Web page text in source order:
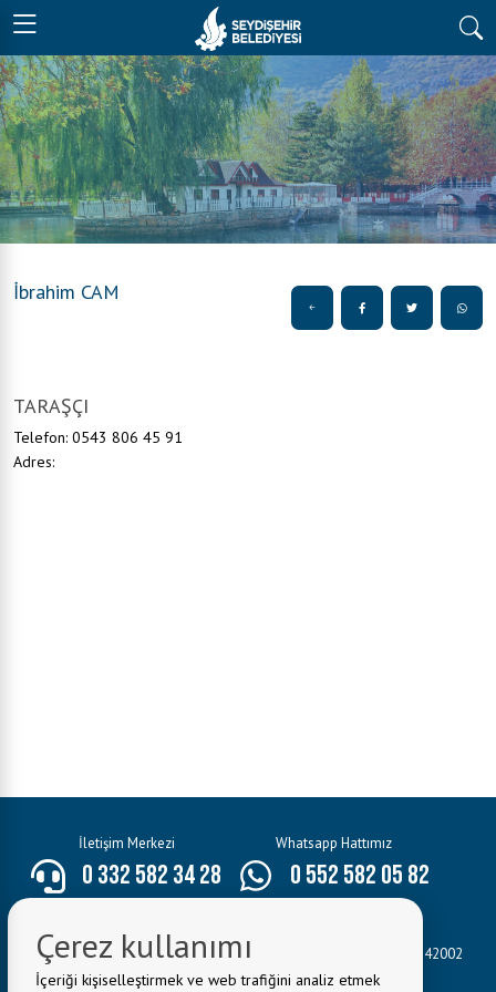
İbrahim CAM
TARAŞÇI
Telefon: 0543 806 45 91
Adres:
İletişim Merkezi
0 332 582 34 28
Whatsapp Hattımız
0 552 582 05 82
Belediye Adresi:Hacı Seyit Ali Mahallesi Mevlâna Caddesi No:3 42002
Seydişehir/KONYA
Çerez kullanımı
İçeriği kişiselleştirmek ve web trafiğini analiz etmek